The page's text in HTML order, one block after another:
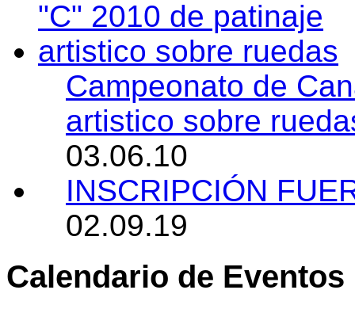
Campeonato de
artistico sobre
03.06.10
INSCRIPCIÓN
02.09.19
Calendario de Eventos